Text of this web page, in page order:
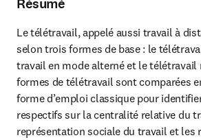
Résumé
Le télétravail, appelé aussi travail à
selon trois formes de base : le
travail en mode alterné et le télétravail
formes de télétravail sont comparées
forme d’emploi classique pour
respectifs sur la centralité relative du
représentation sociale du travail et les